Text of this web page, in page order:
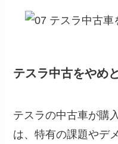
テスラ中古をやめ
テスラの中古車が購
は、特有の課題やデ